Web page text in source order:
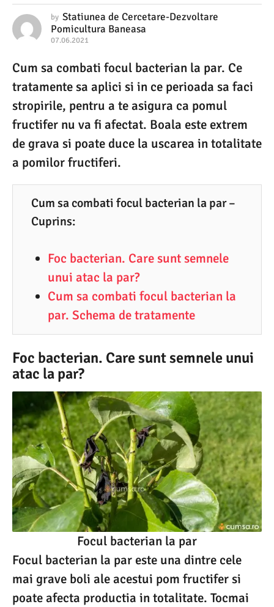
6
2
0
2
1
0
7
by Statiunea de Cercetare-Dezvoltare
Pomicultura Baneasa
07.06.2021
.
0
6
2
0
1
Cum sa combati focul bacterian la par. Ce
tratamente sa aplici si in ce perioada sa faci
stropirile, pentru a te asigura ca pomul
fructifer nu va fi afectat. Boala este extrem
de grava si poate duce la uscarea in totalitate
a pomilor fructiferi.
Cum sa combati focul bacterian la par –
Cuprins:
Foc bacterian. Care sunt semnele
unui atac la par?
Cum sa combati focul bacterian la
par. Schema de tratamente
Foc bacterian. Care sunt semnele unui
atac la par?
Focul bacterian la par
Focul bacterian la par este una dintre cele
mai grave boli ale acestui pom fructifer si
poate afecta productia in totalitate. Tocmai